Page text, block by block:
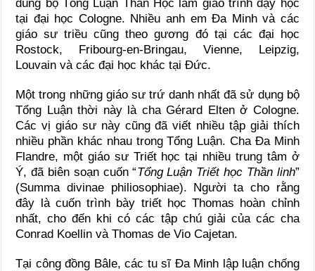
dùng bộ Tổng Luận Thần Học làm giáo trình dạy học
tại đại học Cologne. Nhiều anh em Đa Minh và các
giáo sư triều cũng theo gương đó tại các đại học
Rostock, Fribourg-en-Bringau, Vienne, Leipzig,
Louvain và các đại học khác tại Đức.
Một trong những giáo sư trứ danh nhất đã sử dụng bộ
Tổng Luận thời này là cha Gérard Elten ở Cologne.
Các vị giáo sư này cũng đã viết nhiều tập giải thích
nhiều phần khác nhau trong Tổng Luận. Cha Đa Minh
Flandre, một giáo sư Triết học tại nhiều trung tâm ở
Ý, đã biên soạn cuốn “Tổng Luận Triết học Thần linh”
(Summa divinae philiosophiae). Người ta cho rằng
đây là cuốn trình bày triết học Thomas hoàn chỉnh
nhất, cho đến khi có các tập chú giải của các cha
Conrad Koellin và Thomas de Vio Cajetan.
Tại công đồng Bâle, các tu sĩ Đa Minh lập luận chống